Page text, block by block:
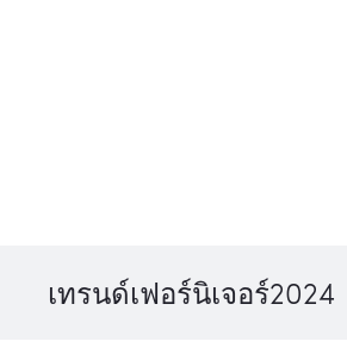
เทรนด์เฟอร์นิเจอร์2024